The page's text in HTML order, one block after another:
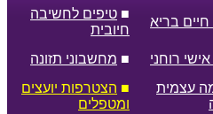
בריא
■ טיפים לחשיבה
חיובית
אישי רוחני ■ מחשבוני תזונה
עצמית
■ הצטרפות יועצים
ומטפלים